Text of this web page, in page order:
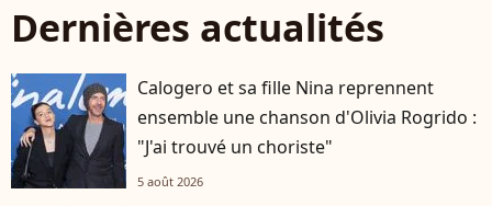
Dernières actualités
Calogero et sa fille Nina reprennent
ensemble une chanson d'Olivia Rogrido :
"J'ai trouvé un choriste"
5 août 2026